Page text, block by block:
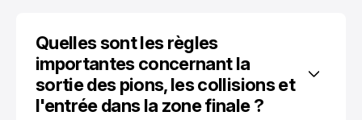
Quelles sont les règles
importantes concernant la
sortie des pions, les collisions et
l'entrée dans la zone finale ?